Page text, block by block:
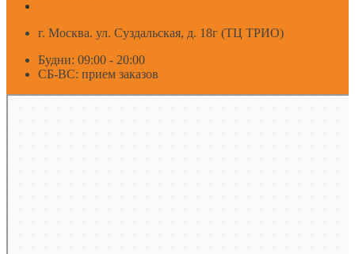
г. Москва. ул. Суздальская, д. 18г (ТЦ ТРИО)
Будни: 09:00 - 20:00
СБ-ВС: прием заказов